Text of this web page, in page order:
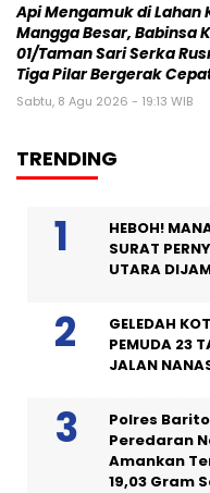
Api Mengamuk di Lahan
Mangga Besar, Babinsa
01/Taman Sari Serka
Tiga Pilar Bergerak
Sabtu, 8 Agu 2026 - 19:13 WIB
TRENDING
HEBOH!
SURAT
UTARA
GELEDAH
PEMUDA 23
JALAN
Polres
Peredaran
Amankan
19,03 Gram